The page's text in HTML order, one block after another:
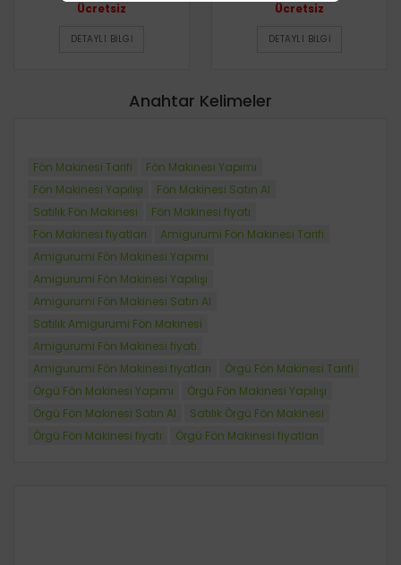
Ücretsiz
DETAYLI BILGI
Ücretsiz
DETAYLI BILGI
Anahtar Kelimeler
Fön Makinesi Tarifi
Fön Makinesi Yapımı
Fön Makinesi Yapılışı
Fön Makinesi Satın Al
Satılık Fön Makinesi
Fön Makinesi fiyatı
Fön Makinesi fiyatları
Amigurumi Fön Makinesi Tarifi
Amigurumi Fön Makinesi Yapımı
Amigurumi Fön Makinesi Yapılışı
Amigurumi Fön Makinesi Satın Al
Satılık Amigurumi Fön Makinesi
Amigurumi Fön Makinesi fiyatı
Amigurumi Fön Makinesi fiyatları
Örgü Fön Makinesi Tarifi
Örgü Fön Makinesi Yapımı
Örgü Fön Makinesi Yapılışı
Örgü Fön Makinesi Satın Al
Satılık Örgü Fön Makinesi
Örgü Fön Makinesi fiyatı
Örgü Fön Makinesi fiyatları